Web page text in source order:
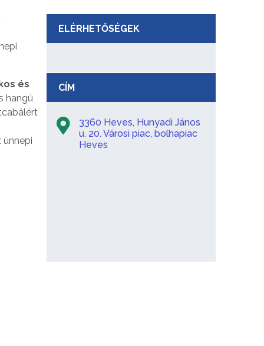
és
hangú
ELÉRHETŐSÉGEK
CÍM
3360 Heves, Hunyadi János
u. 20. Városi piac, bolhapiac
Heves